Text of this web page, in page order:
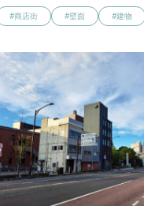
#商店街 #壁面 #建物